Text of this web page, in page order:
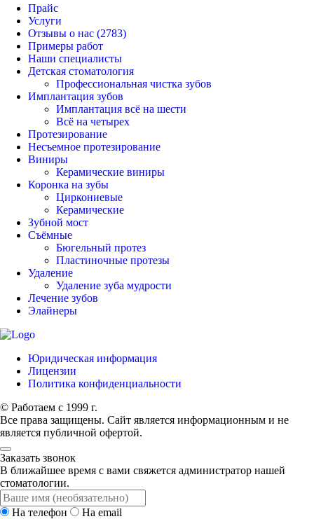
Прайс
Услуги
Отзывы о нас (2783)
Примеры работ
Наши специалисты
Детская стоматология
Профессиональная чистка зубов
Имплантация зубов
Имплантация всё на шести
Всё на четырех
Протезирование
Несъемное протезирование
Виниры
Керамические виниры
Коронка на зубы
Циркониевые
Керамические
Зубной мост
Съёмные
Бюгельный протез
Пластиночные протезы
Удаление
Удаление зуба мудрости
Лечение зубов
Элайнеры
Юридическая информация
Лицензии
Политика конфиденциальности
© Работаем с 1999 г.
Все права защищены. Сайт является информационным и не
является публичной офертой.
Заказать звонок
В ближайшее время с вами свяжется администратор нашей
стоматологии.
На телефон На email